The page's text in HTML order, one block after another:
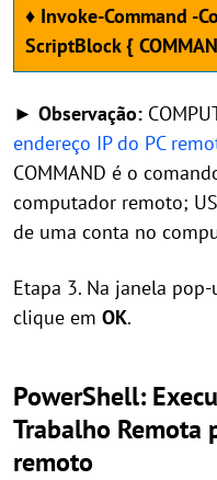
♦ Invoke-Command -
ScriptBlock {
► Observação:
endereço IP do PC
COMMAND é o
computador remoto;
de uma conta no
Etapa 3. Na janela
clique em OK.
PowerShell:
Trabalho Remota
remoto